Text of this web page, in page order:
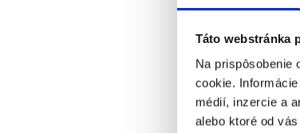
Táto webstránka
Na prispôsobenie
cookie.
médií, inzercie a
alebo ktoré od
Pri